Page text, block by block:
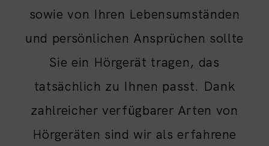
sowie von Ihren Lebensumständen
und persönlichen Ansprüchen sollte
Sie ein Hörgerät tragen, das
tatsächlich zu Ihnen passt. Dank
zahlreicher verfügbarer Arten von
Hörgeräten sind wir als erfahrene